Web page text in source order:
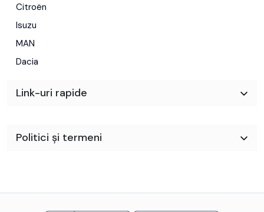
Citroën
Isuzu
MAN
Dacia
Link-uri rapide
Politici și termeni